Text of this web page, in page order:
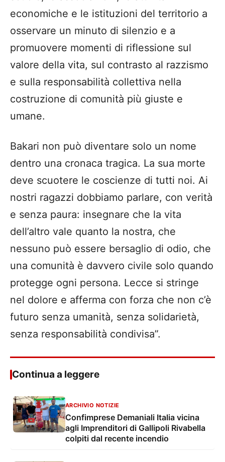
economiche e le istituzioni del territorio a
osservare un minuto di silenzio e a
promuovere momenti di riflessione sul
valore della vita, sul contrasto al razzismo
e sulla responsabilità collettiva nella
costruzione di comunità più giuste e
umane.
Bakari non può diventare solo un nome
dentro una cronaca tragica. La sua morte
deve scuotere le coscienze di tutti noi. Ai
nostri ragazzi dobbiamo parlare, con verità
e senza paura: insegnare che la vita
dell’altro vale quanto la nostra, che
nessuno può essere bersaglio di odio, che
una comunità è davvero civile solo quando
protegge ogni persona. Lecce si stringe
nel dolore e afferma con forza che non c’è
futuro senza umanità, senza solidarietà,
senza responsabilità condivisa”.
Continua a leggere
ARCHIVIO NOTIZIE
Confimprese Demaniali Italia vicina
agli Imprenditori di Gallipoli Rivabella
colpiti dal recente incendio